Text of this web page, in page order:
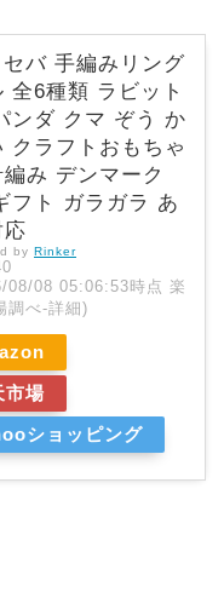
バ 手編みリング
全6種類 ラビット
ンダ クマ ぞう か
クラフトおもちゃ
み デンマーク
フト ガラガラ あ
応
by Rinker
08/08 05:06:53時点 楽
調べ-詳細)
市場
ショッピング